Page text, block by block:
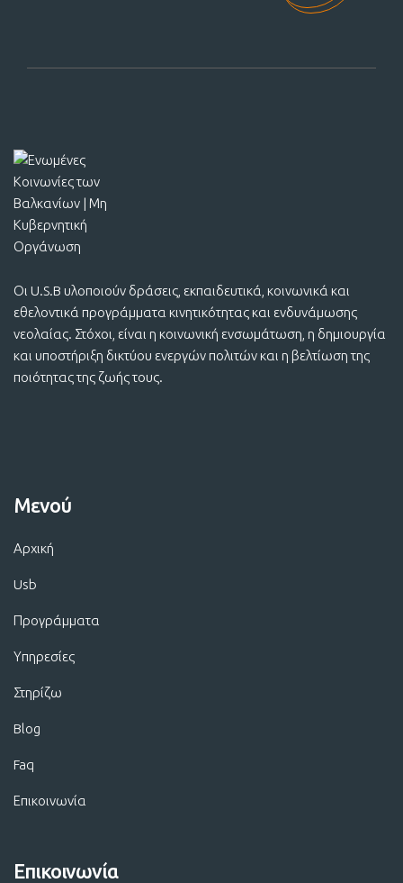
Οι U.S.B υλοποιούν δράσεις, εκπαιδευτικά, κοινωνικά και
εθελοντικά προγράμματα κινητικότητας και ενδυνάμωσης
νεολαίας. Στόχοι, είναι η κοινωνική ενσωμάτωση, η δημιουργία
και υποστήριξη δικτύου ενεργών πολιτών και η βελτίωση της
ποιότητας της ζωής τους.
Μενού
Αρχική
Usb
Προγράμματα
Υπηρεσίες
Στηρίζω
Blog
Faq
Επικοινωνία
Επικοινωνία